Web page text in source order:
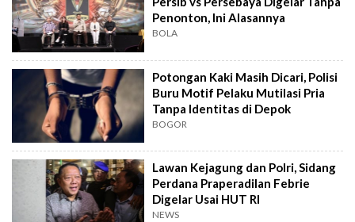
Penonton, Ini Alasannya
BOLA
Potongan Kaki Masih Dicari, Polisi
Buru Motif Pelaku Mutilasi Pria
Tanpa Identitas di Depok
BOGOR
Lawan Kejagung dan Polri, Sidang
Perdana Praperadilan Febrie
Digelar Usai HUT RI
NEWS